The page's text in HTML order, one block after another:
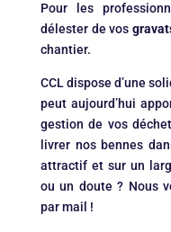
Pour les
délester de vos
chantier.
CCL dispose d’une
peut aujourd’hui
gestion de vos
livrer nos bennes
attractif et sur un
ou un doute ? Nous
par mail !